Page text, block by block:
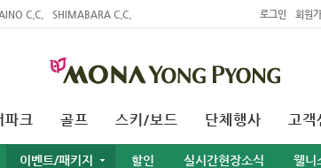
C.C. SHIMABARA C.C. 로그인 회원
이벤트/패키지 할인 실시간현장소식 웰니
파크 골프 스키/보드 단체행사 고객